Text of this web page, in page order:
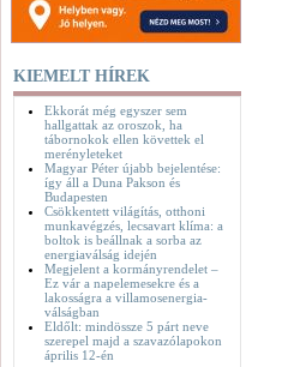
KIEMELT HÍREK
Ekkorát még egyszer sem
hallgattak az oroszok, ha
tábornokok ellen követtek el
merényleteket
Magyar Péter újabb bejelentése:
így áll a Duna Pakson és
Budapesten
Csökkentett világítás, otthoni
munkavégzés, lecsavart klíma: a
boltok is beállnak a sorba az
energiaválság idején
Megjelent a kormányrendelet –
Ez vár a napelemesekre és a
lakosságra a villamosenergia-
válságban
Eldőlt: mindössze 5 párt neve
szerepel majd a szavazólapokon
április 12-én